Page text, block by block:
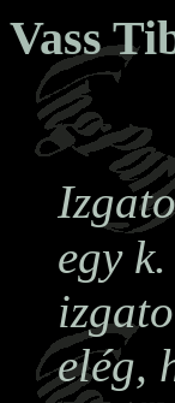
Vass
I
egy
elég,